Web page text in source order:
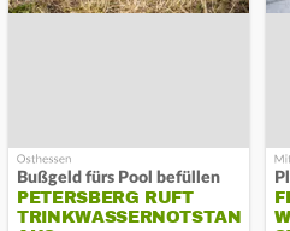
Bußgeld fürs Pool befüllen
PETERSBERG RUFT
TRINKWASSERNOTSTAND